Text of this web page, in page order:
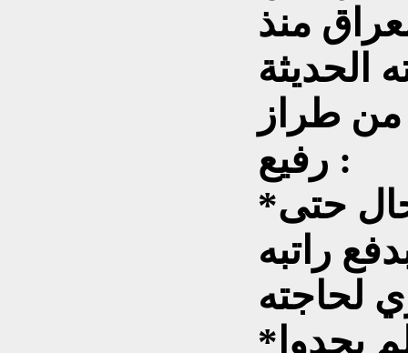
منذ
طراز
رفيع :
*عرفنا ملكًا ضاقت به الحال حتى
راتبه
*وعرفنا زعيمًا اغتيل، ولم يجدوا